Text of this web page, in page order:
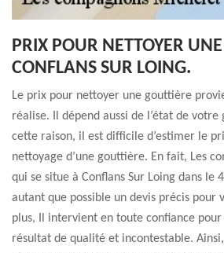
PRIX POUR NETTOYER
CONFLANS SUR LOING.
Le prix pour nettoyer une gouttière
réalise. Il dépend aussi de l’état de votre
cette raison, il est difficile d’estimer le
nettoyage d’une gouttière. En fait, Les
qui se situe à Conflans Sur Loing dans le
autant que possible un devis précis pour
plus, Il intervient en toute confiance
résultat de qualité et incontestable.